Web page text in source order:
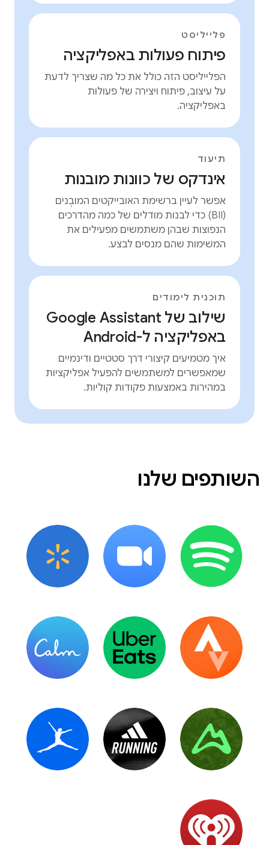
פלייליסט
פיתוח פעולות באפליקציה
הפלייליסט הזה כולל את כל מה שצריך לדעת
על עיצוב, פיתוח ויצירה של פעולות
באפליקציה.
תיעוד
אינדקס של כוונות מובנות
אפשר לעיין ברשימת האובייקטים המובְנים
(BII) כדי לבנות מודלים של כמה מהדרכים
הנפוצות שבהן משתמשים מפעילים את
המשימות שהם מנסים לבצע.
תוכנית לימודים
שילוב של Google Assistant
באפליקציה ל-Android
איך מטמיעים קיצורי דרך סטטיים ודינמיים
שמאפשרים למשתמשים להפעיל אפליקציות
במהירות באמצעות פקודות קוליות.
השותפים שלנו